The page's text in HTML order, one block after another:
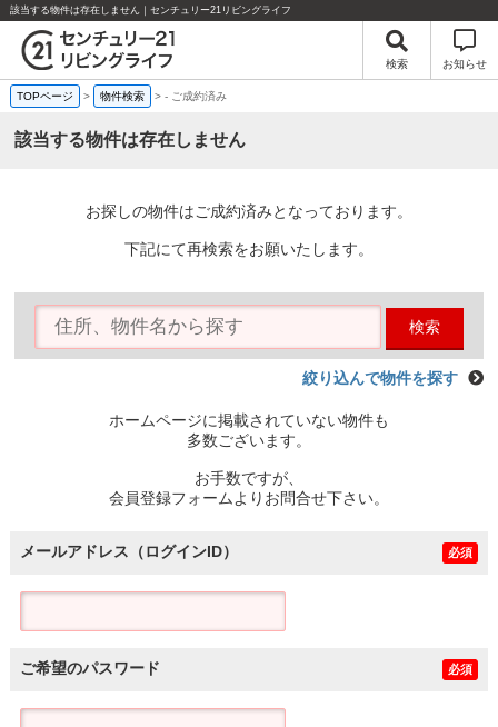
該当する物件は存在しません｜センチュリー21リビングライフ
検索 お知らせ
TOPページ > 物件検索 >- ご成約済み
該当する物件は存在しません
お探しの物件はご成約済みとなっております。
下記にて再検索をお願いたします。
検索
絞り込んで物件を探す
ホームページに掲載されていない物件も
多数ございます。
お手数ですが、
会員登録フォームよりお問合せ下さい。
メールアドレス（ログインID） 必須
ご希望のパスワード 必須